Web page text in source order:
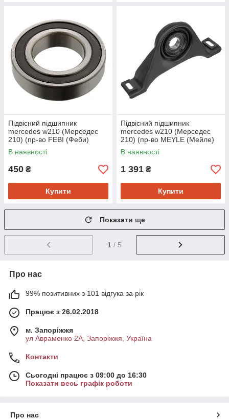
Підвісний підшипник
mercedes w210 (Мерседес
210) (пр-во FEBI (Феби)
05362)
В наявності
450 ₴
Купити
Підвісний підшипник
mercedes w210 (Мерседес
210) (пр-во MEYLE (Мейле)
0140419057S)
В наявності
1 391 ₴
Купити
Показати ще
1 / 5
Про нас
99% позитивних з 101 відгука за рік
Працює з 26.02.2018
м. Запоріжжя
ул Авраменко 2А, Запоріжжя, Україна
Контакти
Сьогодні працює з 09:00 до 16:30
Показати весь графік роботи
Про нас